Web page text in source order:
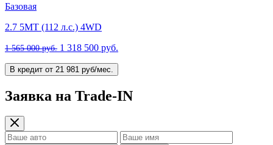
Базовая
2.7 5MT (112 л.с.) 4WD
1 565 000 руб. 1 318 500 руб.
В кредит от 21 981 руб/мес.
Заявка на Trade-IN